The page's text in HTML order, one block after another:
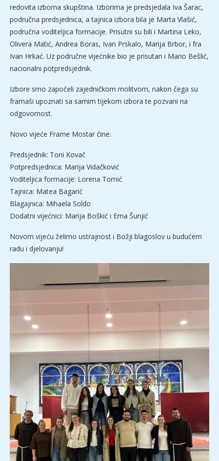
redovita izborna skupština. Izborima je predsjedala Iva Šarac,
područna predsjednica, a tajnica izbora bila je Marta Vlašić,
područna voditeljica formacije. Prisutni su bili i Martina Leko,
Olivera Matić, Andrea Boras, Ivan Prskalo, Marija Brbor, i fra
Ivan Hrkać. Uz područne vijećnike bio je prisutan i Mario Bešlić,
nacionalni potpredsjednik.
Izbore smo započeli zajedničkom molitvom, nakon čega su
framaši upoznati sa samim tijekom izbora te pozvani na
odgovornost.
Novo vijeće Frame Mostar čine:
Predsjednik: Toni Kovač
Potpredsjednica: Marija Vidačković
Voditeljica formacije: Lorena Tomić
Tajnica: Matea Bagarić
Blagajnica: Mihaela Soldo
Dodatni vijećnici: Marija Boškić i Ema Šunjić
Novom vijeću želimo ustrajnost i Božji blagoslov u budućem
radu i djelovanju!